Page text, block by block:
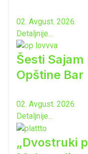
02. Avgust. 2026.
Detaljnije...
Šesti
Opštine Bar
02. Avgust. 2026.
Detaljnije...
„Dvostruki